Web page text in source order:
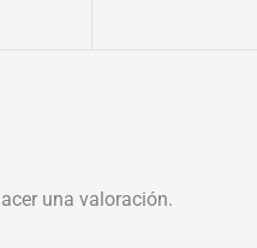
una valoración.